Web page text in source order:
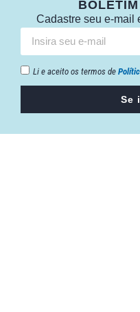
Cadastre seu e-mail
Li e aceito os termos de
Se